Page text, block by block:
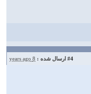
#4 ارسال شده : 8 years ago